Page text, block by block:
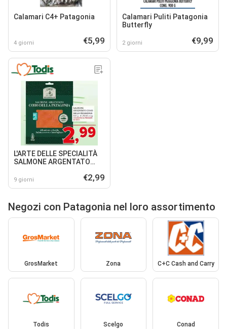
Calamari C4+ Patagonia
4 giorni €5,99
Calamari Puliti Patagonia
Butterfly
2 giorni €9,99
L'ARTE DELLE SPECIALITÀ
SALMONE ARGENTATO
9 giorni €2,99
Negozi con Patagonia nel loro assortimento
GrosMarket Zona C+C Cash and Carry
Todis Scelgo Conad